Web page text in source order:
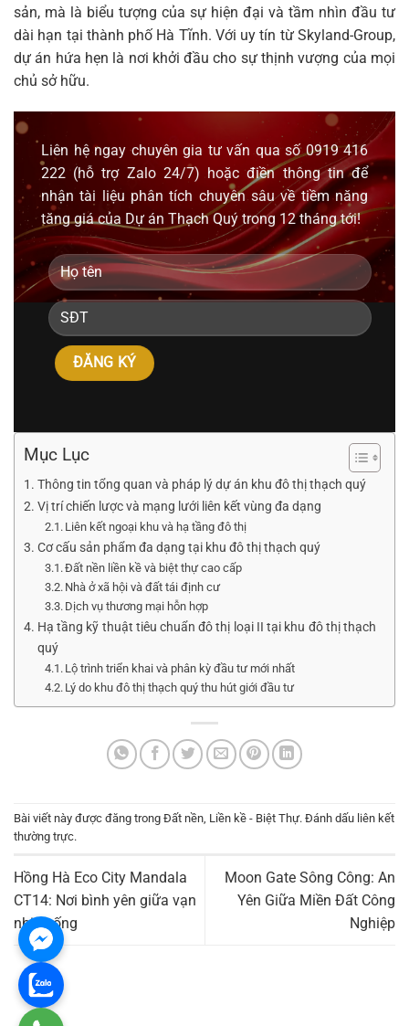
sản, mà là biểu tượng của sự hiện đại và tầm nhìn đầu tư
dài hạn tại thành phố Hà Tĩnh. Với uy tín từ Skyland-Group,
dự án hứa hẹn là nơi khởi đầu cho sự thịnh vượng của mọi
chủ sở hữu.
Liên hệ ngay chuyên gia tư vấn qua số0919 416
222 (hỗ trợ Zalo24/7) hoặc điền thông tin để
nhận tài liệu phân tích chuyên sâu về tiềm năng
tăng giá của Dự án Thạch Quý trong 12 tháng tới!
Mục Lục
Thông tin tổng quan và pháp lý dự án khu đô thị thạch quý
Vị trí chiến lược và mạng lưới liên kết vùng đa dạng
Liên kết ngoại khu và hạ tầng đô thị
Cơ cấu sản phẩm đa dạng tại khu đô thị thạch quý
Đất nền liền kề và biệt thự cao cấp
Nhà ở xã hội và đất tái định cư
Dịch vụ thương mại hỗn hợp
Hạ tầng kỹ thuật tiêu chuẩn đô thị loại II tại khu đô thị thạch
quý
Lộ trình triển khai và phân kỳ đầu tư mới nhất
Lý do khu đô thị thạch quý thu hút giới đầu tư
Bài viết này được đăng trong Đất nền, Liền kề - Biệt Thự. Đánh dấu liên kết
thường trực.
Hồng Hà Eco City Mandala
CT14: Nơi bình yên giữa vạn
nhịp sống
Moon Gate Sông Công: An
Yên Giữa Miền Đất Công
Nghiệp